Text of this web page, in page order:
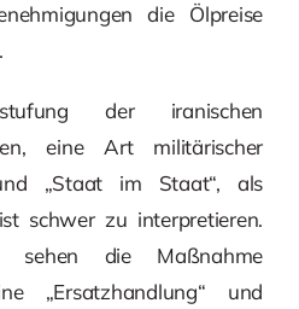
die Ölpreise
der iranischen
eine Art militärischer
„Staat im Staat“, als
schwer zu interpretieren.
sehen die Maßnahme
„Ersatzhandlung“ und